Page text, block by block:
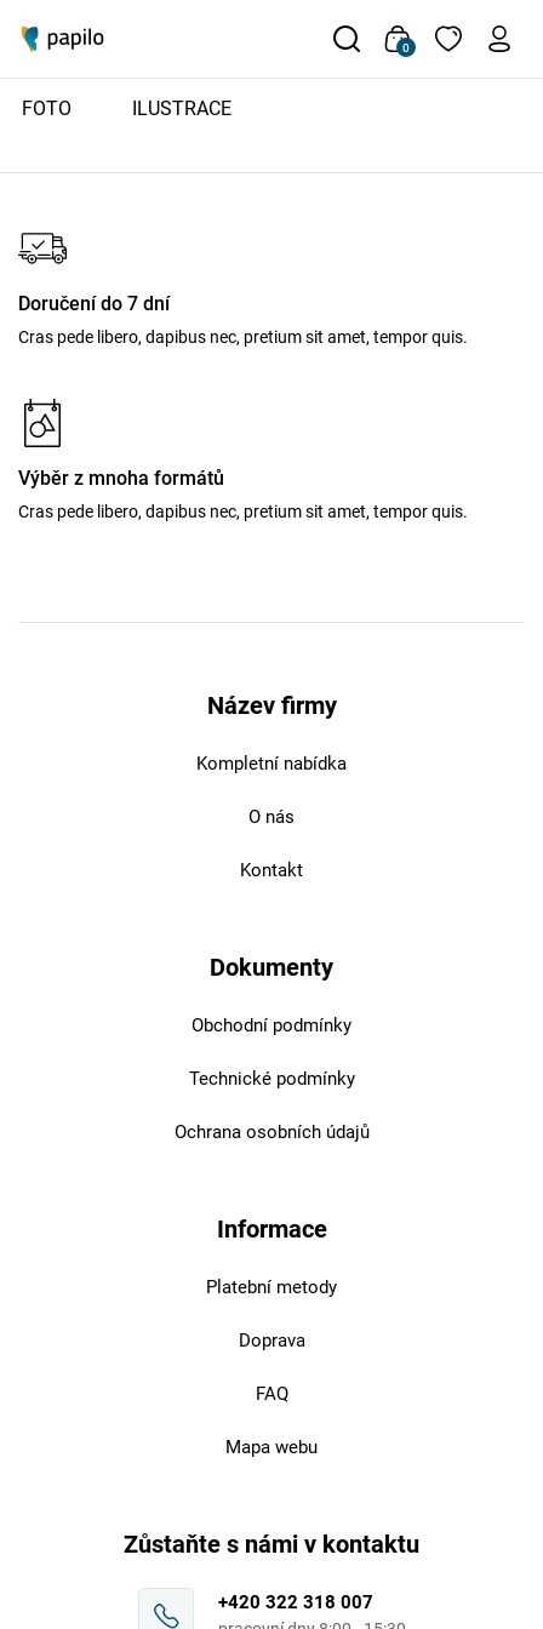
0
FOTO
ILUSTRACE
Doručení do 7 dní
Cras pede libero, dapibus nec, pretium sit amet, tempor quis.
Výběr z mnoha formátů
Cras pede libero, dapibus nec, pretium sit amet, tempor quis.
Název firmy
Kompletní nabídka
O nás
Kontakt
Dokumenty
Obchodní podmínky
Technické podmínky
Ochrana osobních údajů
Informace
Platební metody
Doprava
FAQ
Mapa webu
Zůstaňte s námi v kontaktu
+420 322 318 007